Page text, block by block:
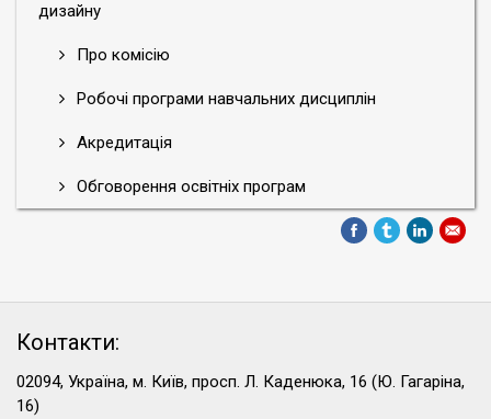
дизайну
Про комісію
Робочі програми навчальних дисциплін
Акредитація
Обговорення освітніх програм
Контакти:
02094, Україна, м. Київ, просп. Л. Каденюка, 16 (Ю. Гагаріна,
16)